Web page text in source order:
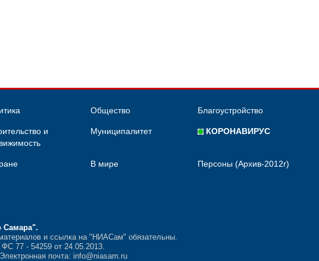
Общество Благоустройство
и
Муниципалитет КОРОНАВИРУС
В мире Персоны (Архив-2012г)
Самара".
и ссылка на "НИАСам" обязательны.
77 - 54259 от 24.05.2013.
Электронная почта: info@niasam.ru